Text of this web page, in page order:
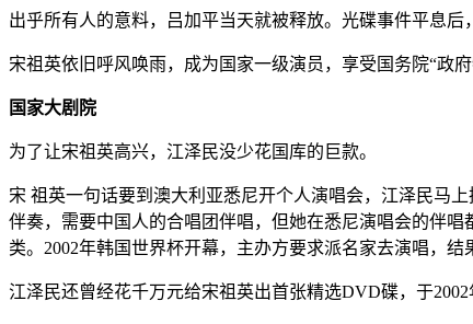
出乎所有人的意料，吕加平当天就被释放。光碟事件平息后
宋祖英依旧呼风唤雨，成为国家一级演员，享受国务院“政
国家大剧院
为了让宋祖英高兴，江泽民没少花国库的巨款。
宋 祖英一句话要到澳大利亚悉尼开个人演唱会，江泽民马
伴奏，需要中国人的合唱团伴唱，但她在悉尼演唱会的伴
类。2002年韩国世界杯开幕，主办方要求派名家去演唱，
江泽民还曾经花千万元给宋祖英出首张精选DVD碟，于2002